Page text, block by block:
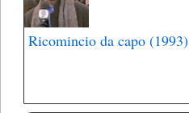
Ricomincio da capo (1993)